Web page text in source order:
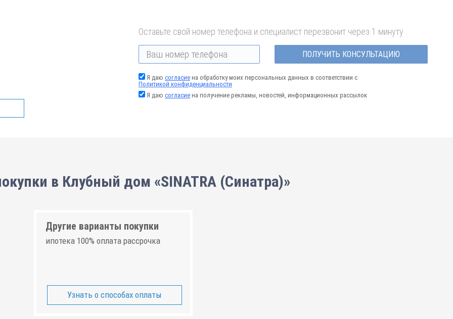
Оставьте свой номер телефона и специалист перезвонит через 1 минуту
ПОЛУЧИТЬ КОНСУЛЬТАЦИЮ
Я даю согласие на обработку моих персональных данных в соответствии с
Политикой конфиденциальности
Я даю согласие на получение рекламы, новостей, информационных рассылок
в Клубный дом «SINATRA (Синатра)»
Другие варианты покупки
ипотека 100% оплата рассрочка
Узнать о способах оплаты